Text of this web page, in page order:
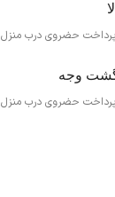
پرداخت حضروی درب منزل
پرداخت حضروی درب منزل